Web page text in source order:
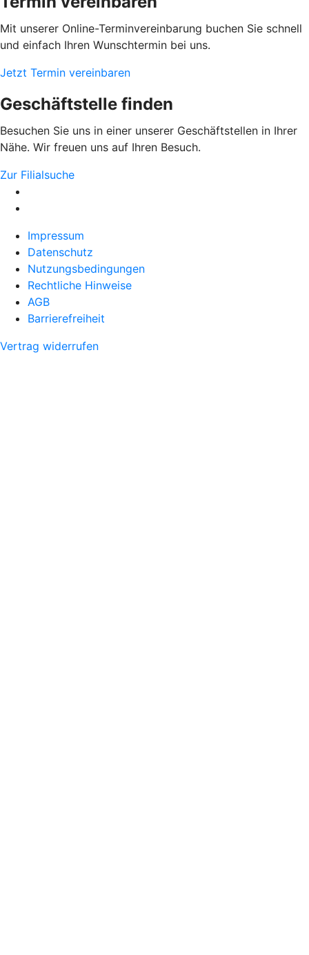
Mit unserer Online-Terminvereinbarung buchen Sie schnell
und einfach Ihren Wunschtermin bei uns.
Jetzt Termin vereinbaren
Geschäftstelle finden
Besuchen Sie uns in einer unserer Geschäftstellen in Ihrer
Nähe. Wir freuen uns auf Ihren Besuch.
Zur Filialsuche
Impressum
Datenschutz
Nutzungsbedingungen
Rechtliche Hinweise
AGB
Barrierefreiheit
Vertrag widerrufen